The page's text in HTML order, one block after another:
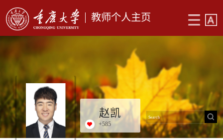
教师个人主页
赵凯
+585